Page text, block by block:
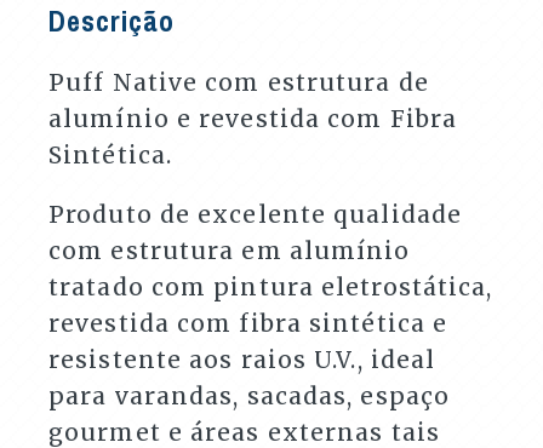
e
quantidade
Descrição
Puff Native com estrutura de
alumínio e revestida com Fibra
Sintética.
Produto de excelente qualidade
com estrutura em alumínio
tratado com pintura eletrostática,
revestida com fibra sintética e
resistente aos raios U.V., ideal
para varandas, sacadas, espaço
gourmet e áreas externas tais